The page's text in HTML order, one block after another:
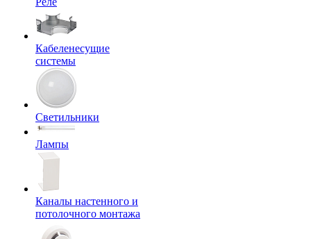
Кабеленесущие
системы
Светильники
Лампы
Каналы настенного и
потолочного монтажа